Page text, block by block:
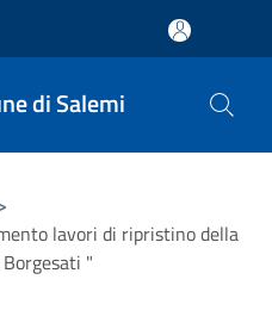
di Salemi
lavori di ripristino della
"